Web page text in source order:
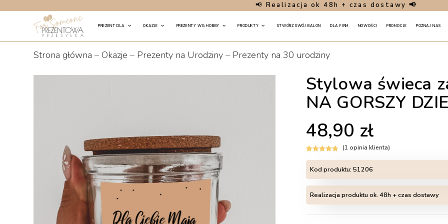
📢 Realizacja ok 48h + czas dostawy 📢
PREZENT DLA OKAZJE PREZENTY WG HOBBY PRODUKTY STWÓRZ SWÓJ BALON DLA FIRM NOWOŚCI PROMOCJE POZNAJ NAS
Strona główna –Okazje – Prezenty na Urodziny – Prezenty na 30 urodziny
Stylowa świeca
NA GORSZY
48,90 zł
5.00
na 5 na
podstawie
oceny klienta
(1 opinia klienta)
Kod produktu: 51206
Realizacja produktu ok. 48h + czas dostawy